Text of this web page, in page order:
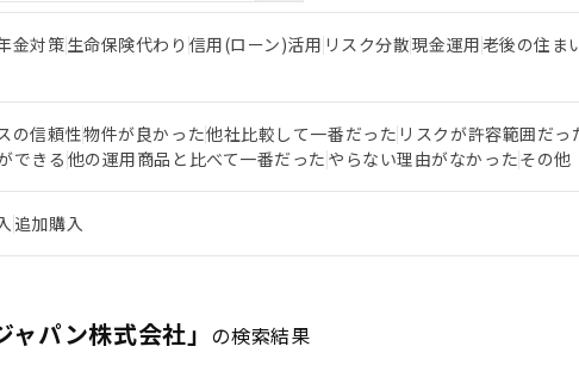
金対策生命保険代わり 信用(ローン)活用 リスク分散現金運用老後の住ま
の信頼性物件が良かった他社比較して一番だった リスクが許容範囲だっ
できる 他の運用商品と比べて一番だった やらない理由がなかったその他
追加購入
ャパン株式会社」 の検索結果